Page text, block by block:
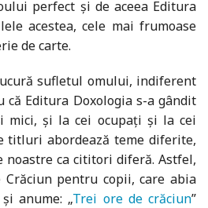
perfect și de aceea Editura
acestea, cele mai frumoase
de carte.
sufletul omului, indiferent
că Editura Doxologia s-a gândit
mici, și la cei ocupați și la cei
titluri abordează teme diferite,
noastre ca cititori diferă. Astfel,
Crăciun pentru copii, care abia
anume: „Trei ore de crăciun”